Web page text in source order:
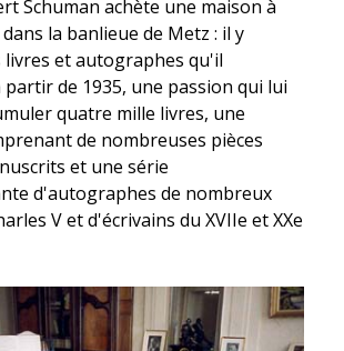
Schuman achète une maison à
dans la banlieue de Metz : il y
livres et autographes qu'il
de 1935, une passion qui lui
quatre mille livres, une
de nombreuses pièces
et une série
d'autographes de nombreux
V et d'écrivains du XVIIe et XXe